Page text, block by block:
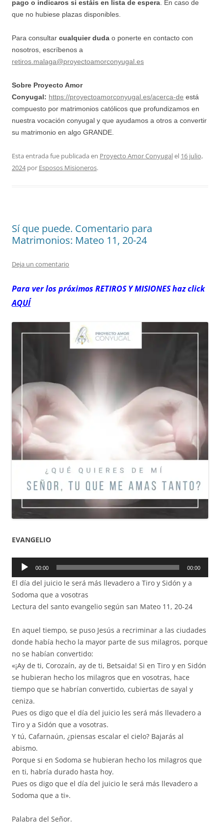
pago o indicaros si estáis en lista de espera . En caso de
que no hubiese plazas disponibles.
Para consultar cualquier duda o ponerte en contacto con
nosotros, escríbenos a
retiros.malaga@proyectoamorconyugal.es
Sobre Proyecto Amor
Conyugal: https://proyectoamorconyugal.es/acerca-de está
compuesto por matrimonios católicos que profundizamos en
nuestra vocación conyugal y que ayudamos a otros a convertir
su matrimonio en algo GRANDE.
Esta entrada fue publicada en Proyecto Amor Conyugalel 16 julio,
2024por Esposos Misioneros.
Sí que puede. Comentario para
Matrimonios: Mateo 11, 20-24
Deja un comentario
Para ver los próximos RETIROSY MISIONES haz click
AQUÍ
EVANGELIO
Reproductor
audio
00:00 00:00
El día del juicio le será más llevadero a Tiro y Sidón y a
Sodoma que a vosotras
Lectura del santo evangelio según san Mateo 11, 20-24
En aquel tiempo, se puso Jesús a recriminar a las ciudades
donde había hecho la mayor parte de sus milagros, porque
no se habían convertido:
«¡Ay de ti, Corozaín, ay de ti, Betsaida! Si en Tiro y en Sidón
se hubieran hecho los milagros que en vosotras, hace
tiempo que se habrían convertido, cubiertas de sayal y
ceniza.
Pues os digo que el día del juicio les será más llevadero a
Tiro y a Sidón que a vosotras.
Y tú, Cafarnaún, ¿piensas escalar el cielo? Bajarás al
abismo.
Porque si en Sodoma se hubieran hecho los milagros que
en ti, habría durado hasta hoy.
Pues os digo que el día del juicio le será más llevadero a
Sodoma que a ti».
Palabra del Señor.